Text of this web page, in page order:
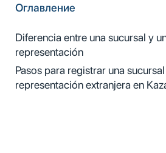
Оглавление
Diferencia entre una sucursal y
representación
Pasos para registrar una
representación extranjera en